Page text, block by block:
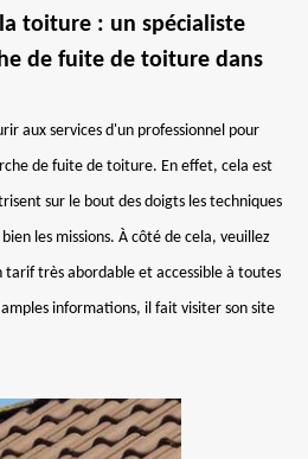
toiture : un spécialiste
de fuite de toiture dans
aux services d'un professionnel pour
de fuite de toiture. En effet, cela est
sur le bout des doigts les techniques
les missions. À côté de cela, veuillez
très abordable et accessible à toutes
informations, il fait visiter son site